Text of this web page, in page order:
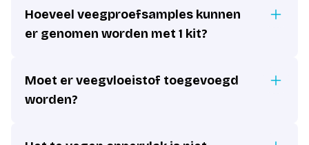
Hoeveel veegproefsamples kunnen
er genomen worden met 1 kit?
Moet er veegvloeistof toegevoegd
worden?